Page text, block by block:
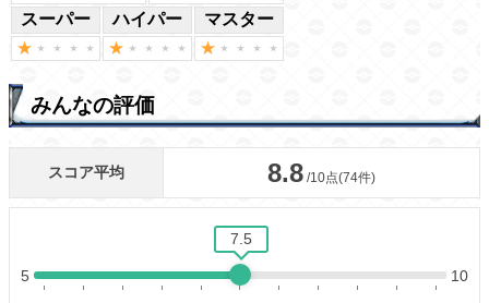
スーパー ハイパー マスター
みんなの評価